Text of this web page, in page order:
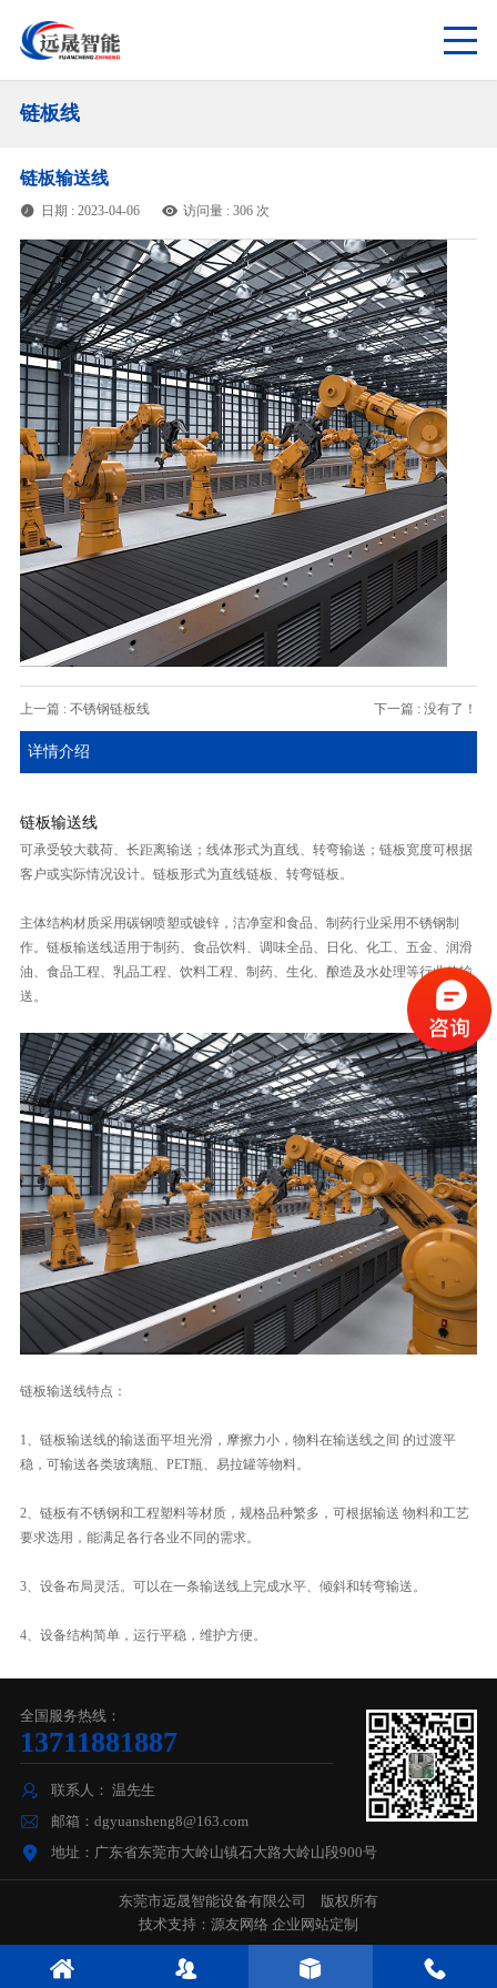
链板线
链板输送线
 日期 : 2023-04-06  访问量 : 306 次
上一篇 : 不锈钢链板线 下一篇 : 没有了！
详情介绍
链板输送线
可承受较大载荷、长距离输送；线体形式为直线、转弯输送；链板宽度可根据
客户或实际情况设计。链板形式为直线链板、转弯链板。
主体结构材质采用碳钢喷塑或镀锌，洁净室和食品、制药行业采用不锈钢制
作。链板输送线适用于制药、食品饮料、调味全品、日化、化工、五金、润滑
油、食品工程、乳品工程、饮料工程、制药、生化、酿造及水处理等行业的输
送。
链板输送线特点：
1、链板输送线的输送面平坦光滑，摩擦力小，物料在输送线之间 的过渡平
稳，可输送各类玻璃瓶、PET瓶、易拉罐等物料。
2、链板有不锈钢和工程塑料等材质，规格品种繁多，可根据输送 物料和工艺
要求选用，能满足各行各业不同的需求。
3、设备布局灵活。可以在一条输送线上完成水平、倾斜和转弯输送。
4、设备结构简单，运行平稳，维护方便。
全国服务热线：
13711881887
联系人： 温先生
邮箱：dgyuansheng8@163.com
地址：广东省东莞市大岭山镇石大路大岭山段900号
东莞市远晟智能设备有限公司 版权所有
技术支持： 源友网络 企业网站定制
   